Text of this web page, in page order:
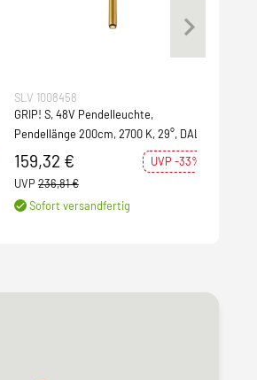
SLV 1008458
GRIP! S, 48V Pendelleuchte,
Pendellänge 200cm, 2700 K, 29°, DALI,
gold / schwarz
159,32 €
UVP -33%
UVP 236,81 €
Sofort versandfertig